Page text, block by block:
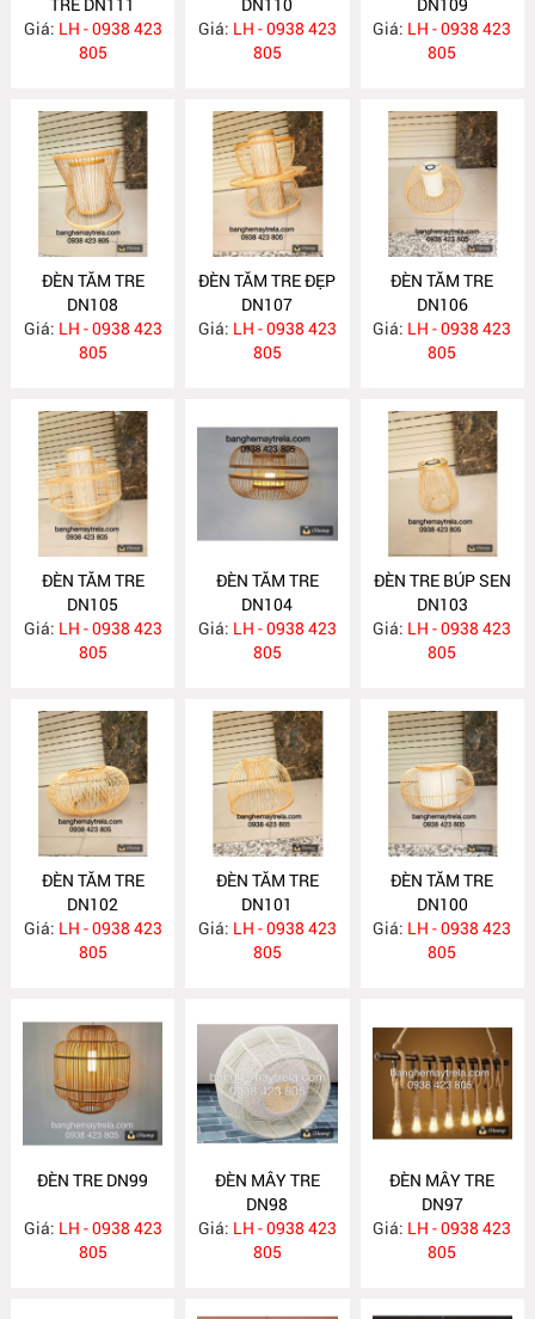
Giá: LH - 0938 423
805
Giá: LH - 0938 423
805
Giá: LH - 0938 423
805
ĐÈN TĂM TRE
DN108
Giá: LH - 0938 423
805
ĐÈN TĂM TRE ĐẸP
DN107
Giá: LH - 0938 423
805
ĐÈN TĂM TRE
DN106
Giá: LH - 0938 423
805
ĐÈN TĂM TRE
DN105
Giá: LH - 0938 423
805
ĐÈN TĂM TRE
DN104
Giá: LH - 0938 423
805
ĐÈN TRE BÚP SEN
DN103
Giá: LH - 0938 423
805
ĐÈN TĂM TRE
DN102
Giá: LH - 0938 423
805
ĐÈN TĂM TRE
DN101
Giá: LH - 0938 423
805
ĐÈN TĂM TRE
DN100
Giá: LH - 0938 423
805
ĐÈN TRE DN99
Giá: LH - 0938 423
805
ĐÈN MÂY TRE
DN98
Giá: LH - 0938 423
805
ĐÈN MÂY TRE
DN97
Giá: LH - 0938 423
805